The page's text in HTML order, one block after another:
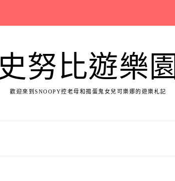
史努比遊樂園
歡迎來到SNOOPY控老母和搗蛋鬼女兒可樂娜的遊樂札記